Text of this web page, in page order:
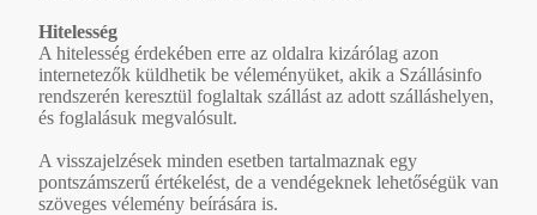
Hitelesség
A hitelesség érdekében erre az oldalra kizárólag azon
internetezők küldhetik be véleményüket, akik a Szállásinfo
rendszerén keresztül foglaltak szállást az adott szálláshelyen,
és foglalásuk megvalósult.
A visszajelzések minden esetben tartalmaznak egy
pontszámszerű értékelést, de a vendégeknek lehetőségük van
szöveges vélemény beírására is.